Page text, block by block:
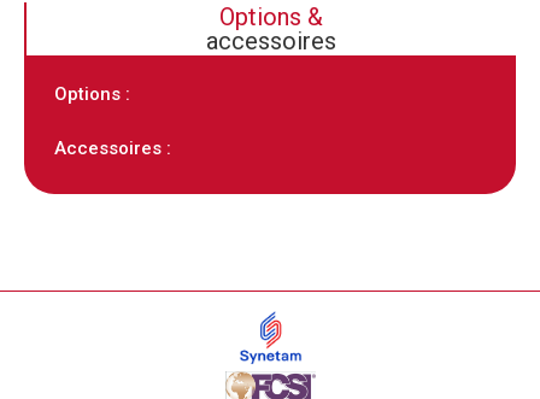
Options &
accessoires
Options :
Accessoires :